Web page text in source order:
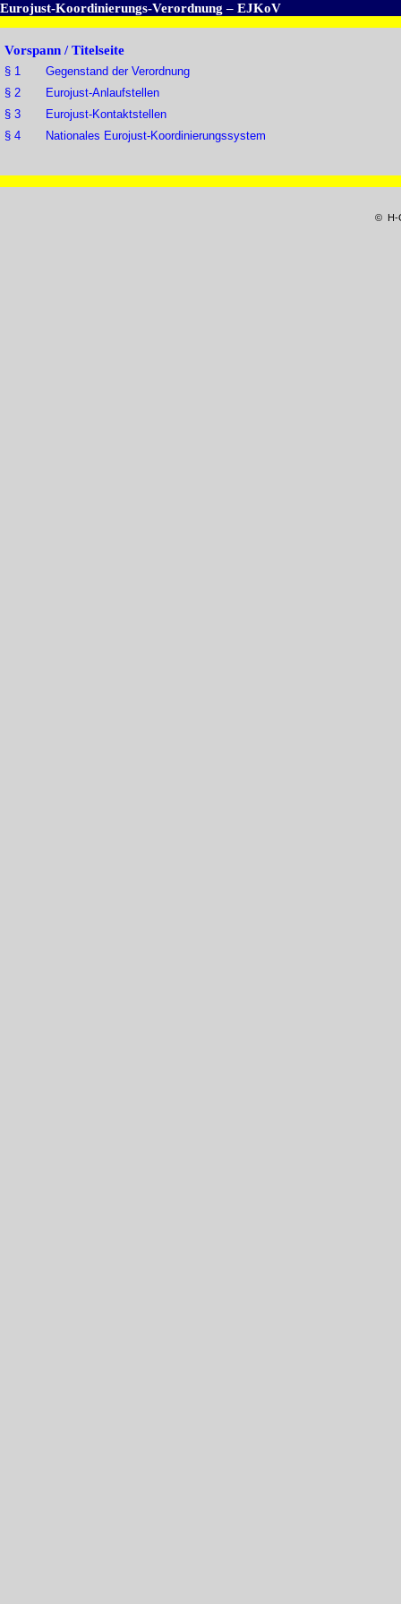
Eurojust-Koordinierungs-Verordnung – EJKoV
Vorspann / Titelseite
§ 1 Gegenstand der Verordnung
§ 2 Eurojust-Anlaufstellen
§ 3 Eurojust-Kontaktstellen
§ 4 Nationales Eurojust-Koordinierungssystem
© H-